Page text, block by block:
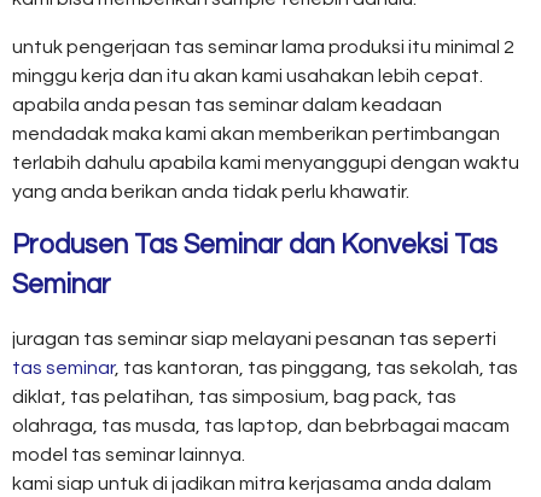
untuk pengerjaan tas seminar lama produksi itu minimal 2
minggu kerja dan itu akan kami usahakan lebih cepat.
apabila anda pesan tas seminar dalam keadaan
mendadak maka kami akan memberikan pertimbangan
terlabih dahulu apabila kami menyanggupi dengan waktu
yang anda berikan anda tidak perlu khawatir.
Produsen Tas Seminar dan Konveksi Tas
Seminar
juragan tas seminar siap melayani pesanan tas seperti
tas seminar, tas kantoran, tas pinggang, tas sekolah, tas
diklat, tas pelatihan, tas simposium, bag pack, tas
olahraga, tas musda, tas laptop, dan bebrbagai macam
model tas seminar lainnya.
kami siap untuk di jadikan mitra kerjasama anda dalam